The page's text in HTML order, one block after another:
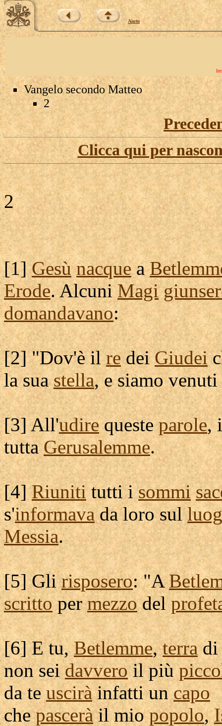
Aiuto
Vangelo secondo Matteo
2
Clicca qui per
2
[1]Gesù nacquea
Erode. AlcuniMagi
domandavano:
[2] "Dov'è ilredeiGiudei
la suastella, e siamo
[3] All'udirequesteparole,
tuttaGerusalemme.
[4]Riunititutti isommi
s'informavada loro sul
Messia.
[5] Glirisposero: "A
scrittopermezzodel
[6] E tu,Betlemme,terra
non seidavveroil più
da teusciràinfatti uncapo
chepasceràil miopopolo,